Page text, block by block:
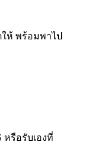
ให้ พร้อมพาไป
หรือรับเองที่